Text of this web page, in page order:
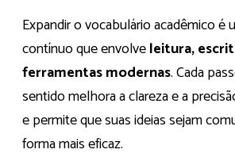
Expandir o vocabulário acadêmico é
contínuo que envolveleitura,
ferramentas modernas. Cada
sentido melhora a clareza e a
e permite que suas ideias sejam
forma mais eficaz.